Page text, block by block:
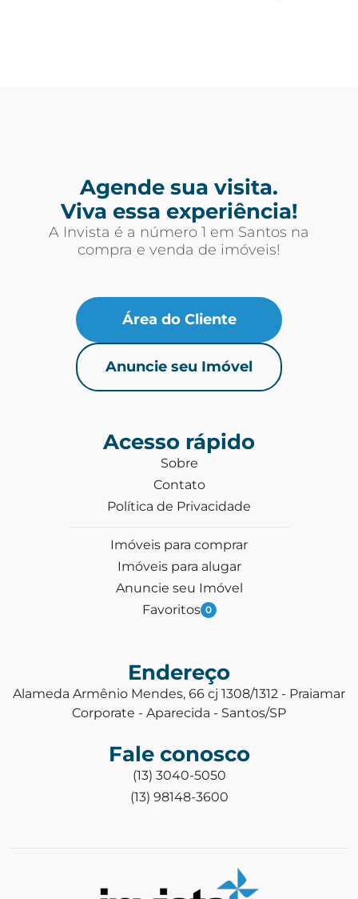
Agende sua visita.
Viva essa experiência!
A Invista é a número 1 em Santos na
compra e venda de imóveis!
Área do Cliente
Anuncie seu Imóvel
Acesso rápido
Sobre
Contato
Política de Privacidade
Imóveis para comprar
Imóveis para alugar
Anuncie seu Imóvel
Favoritos 0
Endereço
Alameda Armênio Mendes, 66 cj 1308/1312 - Praiamar
Corporate - Aparecida - Santos/SP
Fale conosco
(13) 3040-5050
(13) 98148-3600